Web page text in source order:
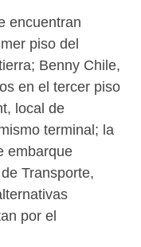
encuentran
piso del
Benny Chile,
en el tercer piso
local de
terminal; la
embarque
Transporte,
por el